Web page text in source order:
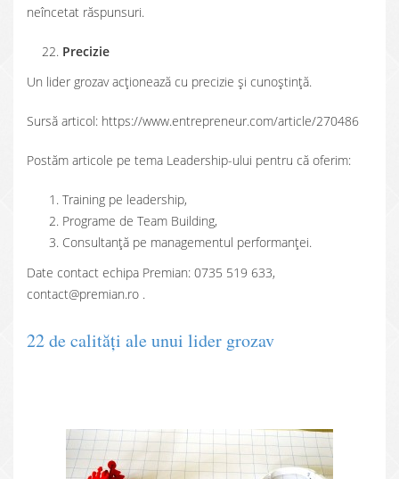
neîncetat răspunsuri.
Precizie
Un lider grozav acţionează cu precizie şi cunoştinţă.
Sursă articol: https://www.entrepreneur.com/article/270486
Postăm articole pe tema Leadership-ului pentru că oferim:
Training pe leadership,
Programe de Team Building,
Consultanţă pe managementul performanţei.
Date contact echipa Premian: 0735 519 633,
contact@premian.ro .
22 de calităţi ale unui lider grozav